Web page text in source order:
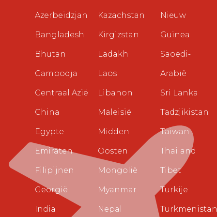
Azerbeidzjan
Bangladesh
Bhutan
Cambodja
Centraal Azië
China
Egypte
Emiraten
Filipijnen
Georgië
India
Kazachstan
Kirgizstan
Ladakh
Laos
Libanon
Maleisië
Midden-
Oosten
Mongolië
Myanmar
Nepal
Nieuw
Guinea
Saoedi-
Arabië
Sri Lanka
Tadzjikistan
Taiwan
Thailand
Tibet
Turkije